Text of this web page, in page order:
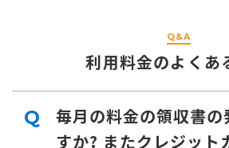
Q&A
利用料金のよくあ
Q
毎月の料金の領収書の
すか? またクレジット